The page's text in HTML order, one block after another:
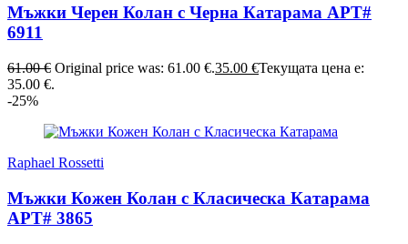
Мъжки Черен Колан с Черна Катарама АРТ#
6911
61.00€ Original price was: 61.00 €.35.00 €Текущата цена е:
35.00 €.
-25%
Raphael Rossetti
Мъжки Кожен Колан с Класическа Катарама
АРТ# 3865